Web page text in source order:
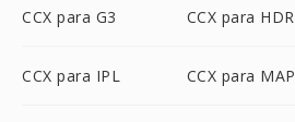
CCX para G3 CCX para HDR
CCX para IPL CCX para MAP